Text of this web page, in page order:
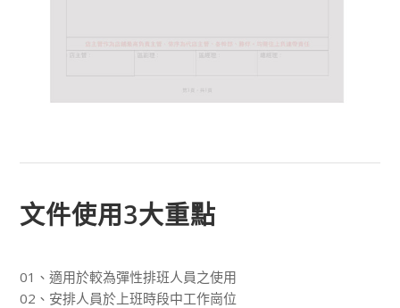
文件使用3大重點
01、適用於較為彈性排班人員之使用
02、安排人員於上班時段中工作崗位